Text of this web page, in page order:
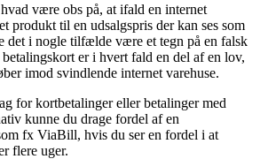
være obs på, at ifald en internet
produkt til en udsalgspris der kan ses som
det i nogle tilfælde være et tegn på en falsk
er i hvert fald en del af en lov,
imod svindlende internet varehuse.
for kortbetalinger eller betalinger med
kunne du drage fordel af en
fx ViaBill, hvis du ser en fordel i at
flere uger.